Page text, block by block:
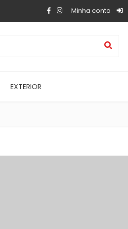
Minha conta
EXTERIOR